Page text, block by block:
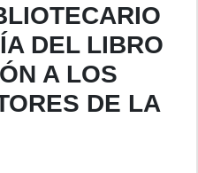
DEL LIBRO
A LOS
DE LA